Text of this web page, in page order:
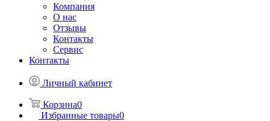
Компания
О нас
Отзывы
Контакты
Сервис
Контакты
Личный кабинет
Корзина0
Избранные товары0